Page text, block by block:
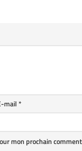
mail*
mon prochain